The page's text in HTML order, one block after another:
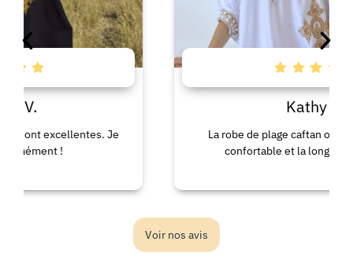
Je
Kathy R.
La robe de plage caftan offre un
confortable et la longueur est
Voir nos avis